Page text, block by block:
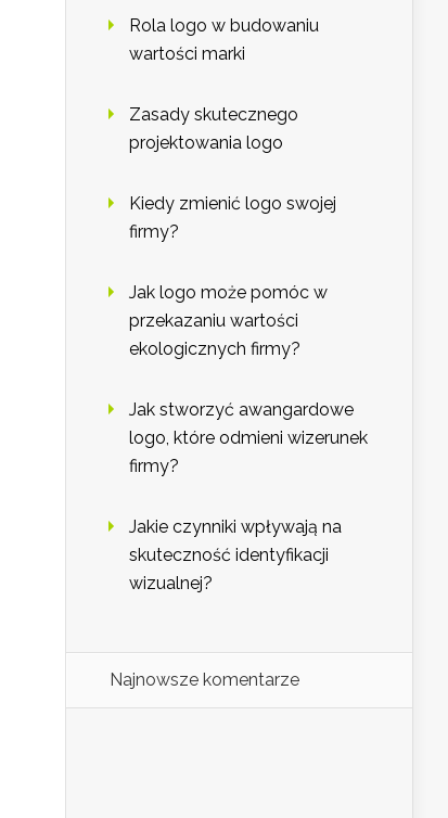
Rola logo w budowaniu
wartości marki
Zasady skutecznego
projektowania logo
Kiedy zmienić logo swojej
firmy?
Jak logo może pomóc w
przekazaniu wartości
ekologicznych firmy?
Jak stworzyć awangardowe
logo, które odmieni wizerunek
firmy?
Jakie czynniki wpływają na
skuteczność identyfikacji
wizualnej?
Najnowsze komentarze